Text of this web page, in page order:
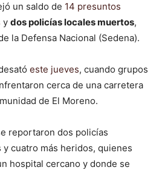
un saldo de 14 presuntos
y dos policías locales muertos,
la Defensa Nacional (Sedena).
este jueves, cuando grupos
cerca de una carretera
de El Moreno.
reportaron dos policías
cuatro más heridos, quienes
hospital cercano y donde se